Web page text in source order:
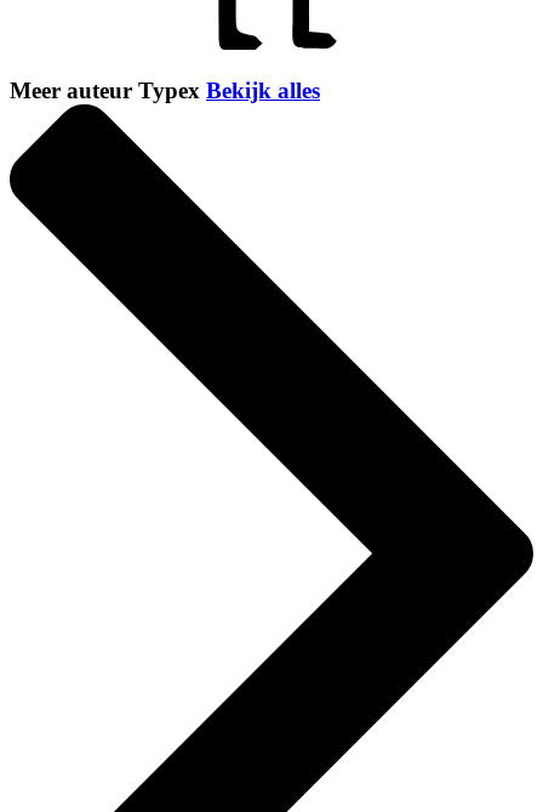
Meer auteur Typex Bekijk alles